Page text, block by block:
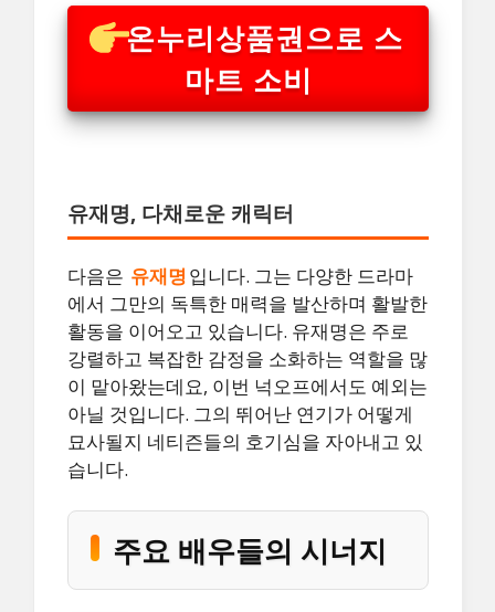
온누리상품권으로 스
마트 소비
유재명, 다채로운 캐릭터
다음은 유재명 입니다. 그는 다양한 드라마
에서 그만의 독특한 매력을 발산하며 활발한
활동을 이어오고 있습니다. 유재명은 주로
강렬하고 복잡한 감정을 소화하는 역할을 많
이 맡아왔는데요, 이번 넉오프에서도 예외는
아닐 것입니다. 그의 뛰어난 연기가 어떻게
묘사될지 네티즌들의 호기심을 자아내고 있
습니다.
주요 배우들의 시너지